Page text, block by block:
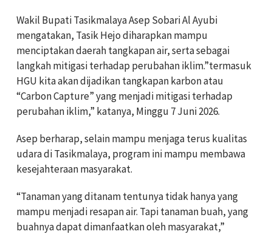
Wakil Bupati Tasikmalaya Asep Sobari Al Ayubi
mengatakan, Tasik Hejo diharapkan mampu
menciptakan daerah tangkapan air, serta sebagai
langkah mitigasi terhadap perubahan iklim.”termasuk
HGU kita akan dijadikan tangkapan karbon atau
“Carbon Capture” yang menjadi mitigasi terhadap
perubahan iklim,” katanya, Minggu 7 Juni 2026.
Asep berharap, selain mampu menjaga terus kualitas
udara di Tasikmalaya, program ini mampu membawa
kesejahteraan masyarakat.
“Tanaman yang ditanam tentunya tidak hanya yang
mampu menjadi resapan air. Tapi tanaman buah, yang
buahnya dapat dimanfaatkan oleh masyarakat,”